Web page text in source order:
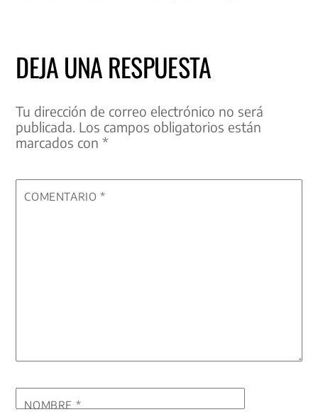
DEJA UNA RESPUESTA
Tu dirección de correo electrónico no será
publicada. Los campos obligatorios están
marcados con*
COMENTARIO*
NOMBRE *